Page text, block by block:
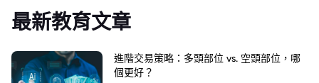
最新教育文章
進階交易策略：多頭部位 vs. 空頭部位，哪
個更好？